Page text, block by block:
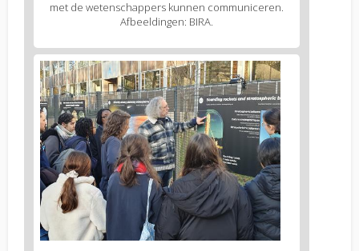
met de wetenschappers kunnen communiceren.
Afbeeldingen: BIRA.
Figure
3
body
text